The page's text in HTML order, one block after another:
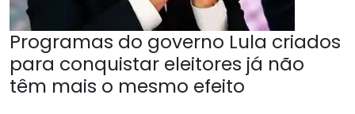
Programas do governo Lula criados
para conquistar eleitores já não
têm mais o mesmo efeito